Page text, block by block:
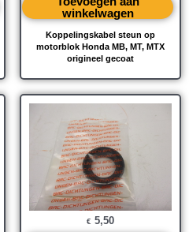
Koppelingskabel steun op
motorblok Honda MB, MT, MTX
origineel gecoat
winkelwagen
€ 5,50